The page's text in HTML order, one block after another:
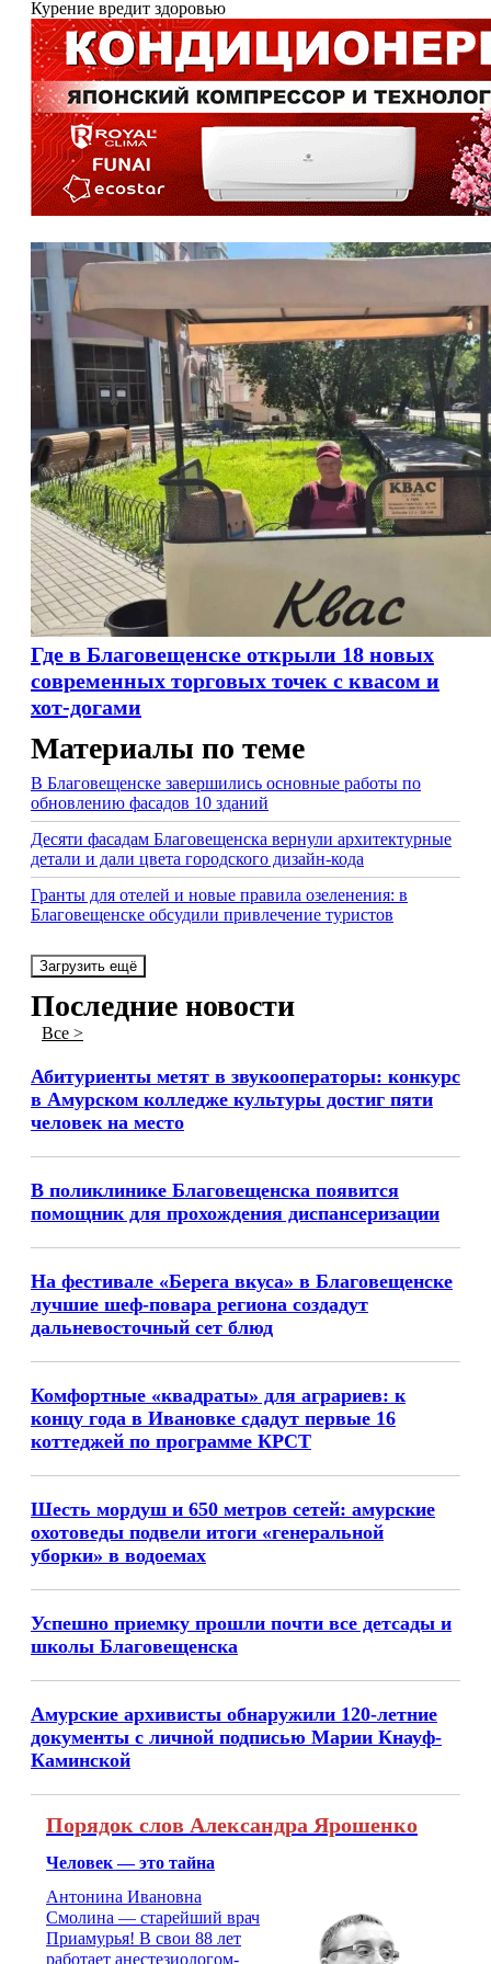
Курение вредит здоровью
Где в Благовещенске открыли 18 новых
современных торговых точек с квасом и
хот-догами
Материалы по теме
В Благовещенске завершились основные работы по
обновлению фасадов 10 зданий
Десяти фасадам Благовещенска вернули архитектурные
детали и дали цвета городского дизайн-кода
Гранты для отелей и новые правила озеленения: в
Благовещенске обсудили привлечение туристов
Загрузить ещё
Последние новости
Все >
Абитуриенты метят в звукооператоры: конкурс
в Амурском колледже культуры достиг пяти
человек на место
В поликлинике Благовещенска появится
помощник для прохождения диспансеризации
На фестивале «Берега вкуса» в Благовещенске
лучшие шеф-повара региона создадут
дальневосточный сет блюд
Комфортные «квадраты» для аграриев: к
концу года в Ивановке сдадут первые 16
коттеджей по программе КРСТ
Шесть мордуш и 650 метров сетей: амурские
охотоведы подвели итоги «генеральной
уборки» в водоемах
Успешно приемку прошли почти все детсады и
школы Благовещенска
Амурские архивисты обнаружили 120-летние
документы с личной подписью Марии Кнауф-
Каминской
Порядок слов Александра Ярошенко
Человек — это тайна
Антонина Ивановна
Смолина — старейший врач
Приамурья! В свои 88 лет
работает анестезиологом-